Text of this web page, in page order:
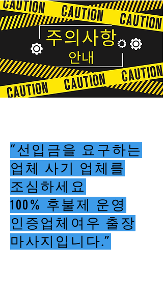
“선입금을 요구하는
업체 사기 업체를
조심하세요
100% 후불제 운영
인증업체여우 출장
마사지입니다.”